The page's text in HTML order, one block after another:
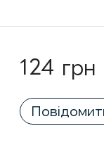
124 грн